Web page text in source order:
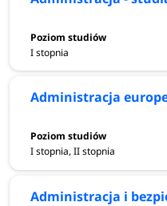
I stopnia
Administracja
I stopnia, II stopnia
Administracja i